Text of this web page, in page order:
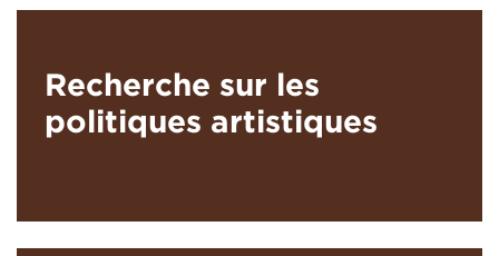
Recherche sur les
politiques artistiques